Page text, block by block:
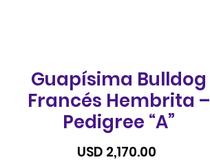
Guapísima Bulldog
Francés Hembrita –
Pedigree “A”
USD 2,170.00